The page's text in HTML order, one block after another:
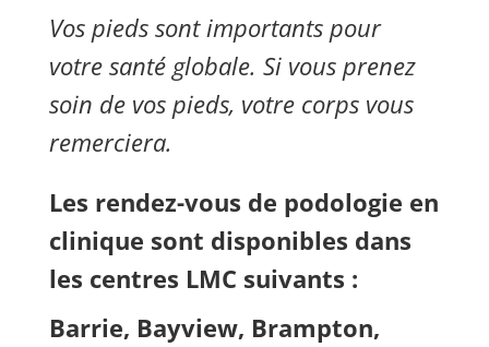
Vos pieds sont importants pour
votre santé globale. Si vous prenez
soin de vos pieds, votre corps vous
remerciera.
Les rendez-vous de podologie en
clinique sont disponibles dans
les centres LMC suivants :
Barrie, Bayview, Brampton,